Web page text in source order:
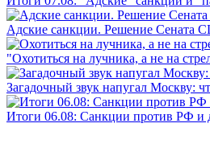
Адские санкции. Решение Сената
"Охотиться на лучника, а не на
Загадочный звук напугал Москву:
Итоги 06.08: Санкции против РФ и